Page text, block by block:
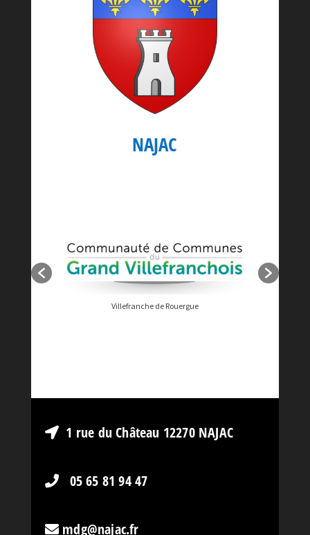
NAJAC
Villefranche de Rouergue
1 rue du Château 12270 NAJAC
05 65 81 94 47
mdg@najac.fr